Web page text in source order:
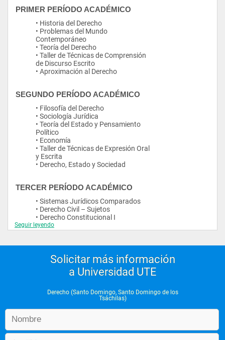
prevención y solución de conflictos jurídicos, consultor en
distintas organizaciones públicas o en despachos de
abogados. Además, estarás capacitado para brindar asesoría
especializada en las diversas áreas del Derecho.
PRIMER PERÍODO ACADÉMICO
• Historia del Derecho
• Problemas del Mundo
Contemporáneo
• Teoría del Derecho
• Taller de Técnicas de Comprensión
de Discurso Escrito
• Aproximación al Derecho
SEGUNDO PERÍODO ACADÉMICO
• Filosofía del Derecho
• Sociología Jurídica
• Teoría del Estado y Pensamiento
Político
• Economía
• Taller de Técnicas de Expresión Oral
y Escrita
• Derecho, Estado y Sociedad
TERCER PERÍODO ACADÉMICO
• Sistemas Jurídicos Comparados
• Derecho Civil – Sujetos
• Derecho Constitucional I
• Derechos Humanos
CUARTO PERÍODO ACADÉMICO
• Derecho Civil - Objetos - Derechos
• Derecho Constitucional II
• Derecho Administrativo
• Estado y Derecho de las Personas II
Seguir leyendo
Solicitar más información
a Universidad UTE
Derecho (Santo Domingo, Santo Domingo de los
Tsáchilas)